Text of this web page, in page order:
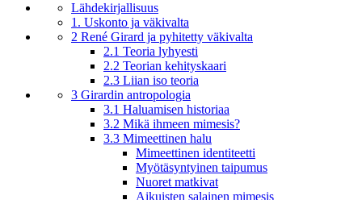
Lähdekirjallisuus
1. Uskonto ja väkivalta
2 René Girard ja pyhitetty väkivalta
2.1 Teoria lyhyesti
2.2 Teorian kehityskaari
2.3 Liian iso teoria
3 Girardin antropologia
3.1 Haluamisen historiaa
3.2 Mikä ihmeen mimesis?
3.3 Mimeettinen halu
Mimeettinen identiteetti
Myötäsyntyinen taipumus
Nuoret matkivat
Aikuisten salainen mimesis